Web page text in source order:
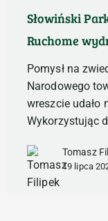
weekend.
wydmy
dzika
natura
Słowiński
Ruchome
Pomysł na
Narodowego
wreszcie udało
Wykorzystując
Tomasz
19 lipca